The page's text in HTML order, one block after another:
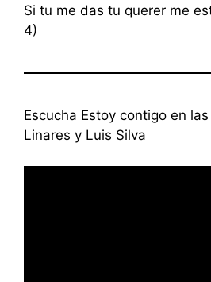
Si tu me das tu querer me
4)
Escucha Estoy contigo en
Linares y Luis Silva